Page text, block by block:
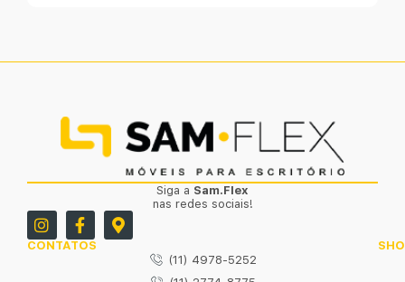
Siga a Sam.Flex
nas redes sociais!
CONTATOS
(11) 4978-5252